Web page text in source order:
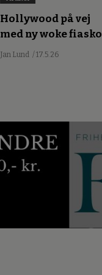
Hollywood på vej
med ny woke fiasko
Jan Lund / 17.5.26